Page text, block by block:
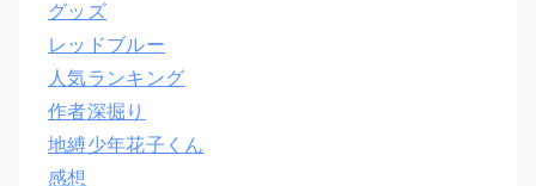
グッズ
レッドブルー
人気ランキング
作者深掘り
地縛少年花子くん
感想